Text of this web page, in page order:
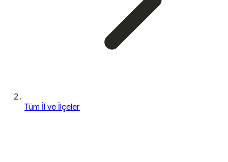
Tüm İl ve İlçeler